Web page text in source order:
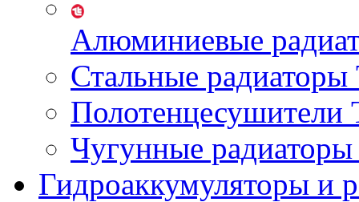
Алюминиевые
Стальные
Чугунные
Гидроаккумуляторы и